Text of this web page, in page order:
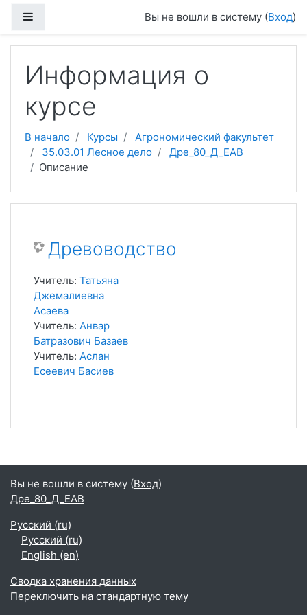
Вы не вошли в систему (Вход)
Информация о
курсе
В начало Курсы
Агрономический факультет
35.03.01 Лесное дело
Дре_80_Д_EAB
Описание
Древоводство
Учитель: Татьяна
Джемалиевна
Асаева
Учитель: Анвар
Батразович Базаев
Учитель: Аслан
Есеевич Басиев
Вы не вошли в систему (Вход)
Дре_80_Д_EAB
Русский ‎(ru)‎
Русский ‎(ru)‎
English ‎(en)‎
Сводка хранения данных
Переключить на стандартную тему